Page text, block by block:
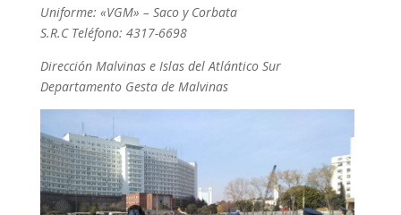
Uniforme: «VGM» – Saco y Corbata
S.R.C Teléfono: 4317-6698
Dirección Malvinas e Islas del Atlántico Sur
Departamento Gesta de Malvinas